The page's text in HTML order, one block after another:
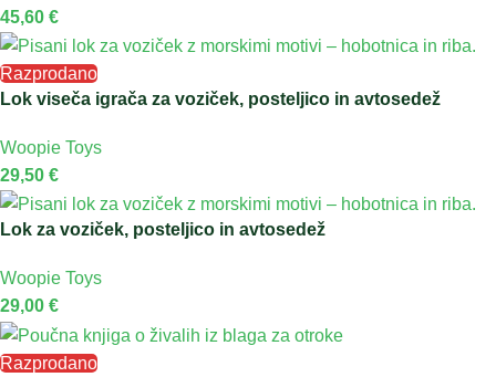
45,60 €
Razprodano
Lok viseča igrača za voziček, posteljico in avtosedež
Woopie Toys
29,50 €
Lok za voziček, posteljico in avtosedež
Woopie Toys
29,00 €
Razprodano